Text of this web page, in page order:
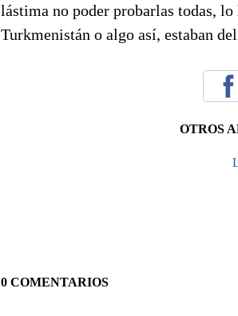
lástima no poder probarlas todas,
Turkmenistán o algo así, estaban
OTROS
0 COMENTARIOS